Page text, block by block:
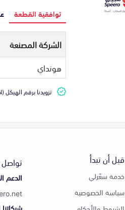
توافقية القطعة
الشركة المصنعة
هونداي
تزويدنا برقم الهيكل (VIN) في صفحة السلة يضمن التطابق التام للقطعة مع سيارتك
قبل أن تبدأ
خدمة سعّرلي
سياسة الخصوصية
الدعم